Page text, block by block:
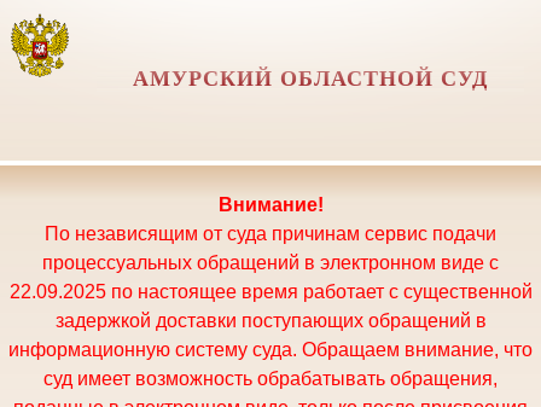
АМУРСКИЙ ОБЛАСТНОЙ СУД
Внимание!
По независящим от суда причинам сервис подачи
процессуальных обращений в электронном виде с
22.09.2025 по настоящее время работает с существенной
задержкой доставки поступающих обращений в
информационную систему суда. Обращаем внимание, что
суд имеет возможность обрабатывать обращения,